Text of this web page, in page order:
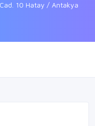
10 Hatay / Antakya